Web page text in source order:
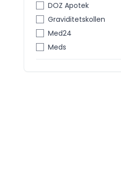
DOZ Apotek
Graviditetskollen
Med24
Meds